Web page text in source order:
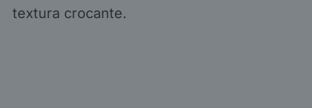
textura crocante.